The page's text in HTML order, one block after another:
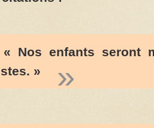
« Nos enfants seront
»